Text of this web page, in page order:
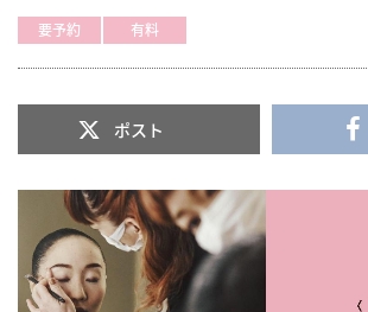
要予約 有料
ポスト